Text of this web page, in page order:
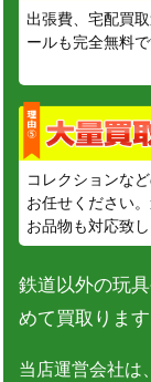
出張費、宅配買
ールも完全無料で
コレクションな
お任せください
お品物も対応致し
鉄道以外の玩
めて買取りま
当店運営会社は